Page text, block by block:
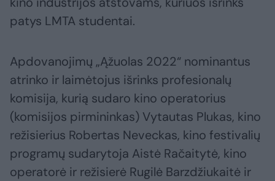
patys LMTA studentai.
Apdovanojimų „Ąžuolas 2022“ nominantus
atrinko ir laimėtojus išrinks profesionalų
komisija, kurią sudaro kino operatorius
(komisijos pirmininkas) Vytautas Plukas, kino
režisierius Robertas Neveckas, kino festivalių
programų sudarytoja Aistė Račaitytė, kino
operatorė ir režisierė Rugilė Barzdžiukaitė ir